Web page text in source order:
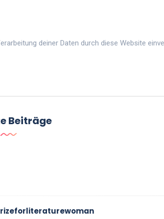
deiner Daten durch diese Website
Beiträge